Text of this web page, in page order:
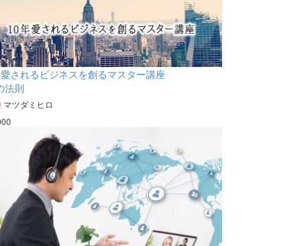
されるビジネスを創るマスター講座
法則
マツダミヒロ